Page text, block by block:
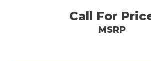
Call For
MSRP